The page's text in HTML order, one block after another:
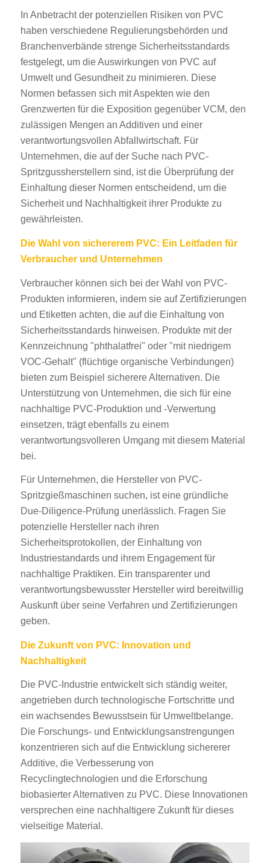
In Anbetracht der potenziellen Risiken von PVC
haben verschiedene Regulierungsbehörden und
Branchenverbände strenge Sicherheitsstandards
festgelegt, um die Auswirkungen von PVC auf
Umwelt und Gesundheit zu minimieren. Diese
Normen befassen sich mit Aspekten wie den
Grenzwerten für die Exposition gegenüber VCM, den
zulässigen Mengen an Additiven und einer
verantwortungsvollen Abfallwirtschaft. Für
Unternehmen, die auf der Suche nach PVC-
Spritzgussherstellern sind, ist die Überprüfung der
Einhaltung dieser Normen entscheidend, um die
Sicherheit und Nachhaltigkeit ihrer Produkte zu
gewährleisten.
Die Wahl von sichererem PVC: Ein Leitfaden für
Verbraucher und Unternehmen
Verbraucher können sich bei der Wahl von PVC-
Produkten informieren, indem sie auf Zertifizierungen
und Etiketten achten, die auf die Einhaltung von
Sicherheitsstandards hinweisen. Produkte mit der
Kennzeichnung "phthalatfrei" oder "mit niedrigem
VOC-Gehalt" (flüchtige organische Verbindungen)
bieten zum Beispiel sicherere Alternativen. Die
Unterstützung von Unternehmen, die sich für eine
nachhaltige PVC-Produktion und -Verwertung
einsetzen, trägt ebenfalls zu einem
verantwortungsvolleren Umgang mit diesem Material
bei.
Für Unternehmen, die Hersteller von PVC-
Spritzgießmaschinen suchen, ist eine gründliche
Due-Diligence-Prüfung unerlässlich. Fragen Sie
potenzielle Hersteller nach ihren
Sicherheitsprotokollen, der Einhaltung von
Industriestandards und ihrem Engagement für
nachhaltige Praktiken. Ein transparenter und
verantwortungsbewusster Hersteller wird bereitwillig
Auskunft über seine Verfahren und Zertifizierungen
geben.
Die Zukunft von PVC: Innovation und
Nachhaltigkeit
Die PVC-Industrie entwickelt sich ständig weiter,
angetrieben durch technologische Fortschritte und
ein wachsendes Bewusstsein für Umweltbelange.
Die Forschungs- und Entwicklungsanstrengungen
konzentrieren sich auf die Entwicklung sichererer
Additive, die Verbesserung von
Recyclingtechnologien und die Erforschung
biobasierter Alternativen zu PVC. Diese Innovationen
versprechen eine nachhaltigere Zukunft für dieses
vielseitige Material.